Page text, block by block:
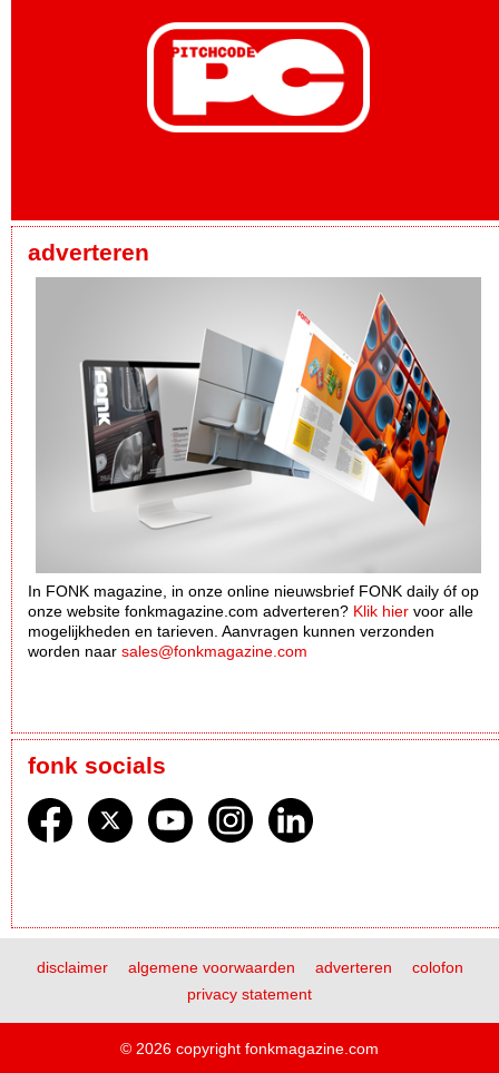
adverteren
In FONK magazine, in onze online nieuwsbrief FONK daily óf op
onze website fonkmagazine.com adverteren? Klik hier voor alle
mogelijkheden en tarieven. Aanvragen kunnen verzonden
worden naar sales@fonkmagazine.com
fonk socials
disclaimer algemene voorwaarden adverteren
colofon
privacy statement
© 2026 copyright fonkmagazine.com